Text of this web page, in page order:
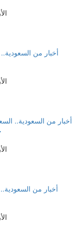
أخبار من
أخبار من السعودية..